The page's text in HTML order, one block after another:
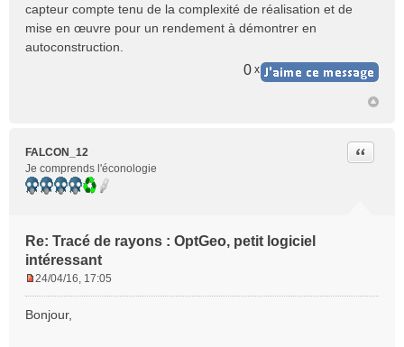
capteur compte tenu de la complexité de réalisation et de
mise en œuvre pour un rendement à démontrer en
autoconstruction.
0 x
FALCON_12
Je comprends l'éconologie
Re: Tracé de rayons : OptGeo, petit logiciel
intéressant
Citer
s
24/04/16, 17:05
Bonjour,